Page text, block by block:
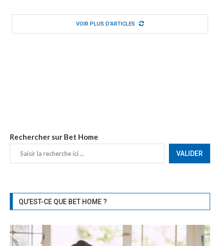
VOIR PLUS D'ARTICLES
Rechercher sur Bet Home
VALIDER
QU’EST-CE QUE BET HOME ?